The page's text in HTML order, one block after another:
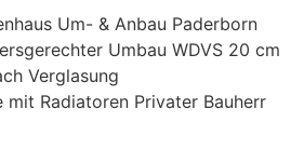
Um- & Anbau Paderborn
Umbau WDVS 20 cm
Verglasung
mit Radiatoren Privater Bauherr